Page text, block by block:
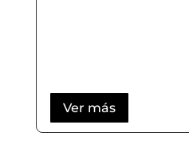
Ver más